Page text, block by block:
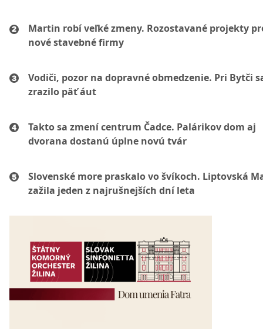
Martin robí veľké zmeny. Rozostavané projekty
nové stavebné firmy
Vodiči, pozor na dopravné obmedzenie. Pri Bytči
zrazilo päť áut
Takto sa zmení centrum Čadce. Palárikov dom aj
dvorana dostanú úplne novú tvár
Slovenské more praskalo vo švíkoch. Liptovská
zažila jeden z najrušnejších dní leta